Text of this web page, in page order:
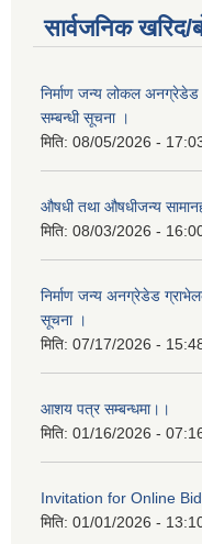
सार्वजनिक
निर्माण जन्य लोकल अनग्रेडेड
सम्बन्धी सूचना ।
मिति: 08/05/2026 -
औषधी तथा औषधीजन्य
मिति: 08/03/2026 -
निर्माण जन्य अनग्रेडेड
सूचना ।
मिति: 07/17/2026 -
आशय पत्र सम्बन्धमा।।
मिति: 01/16/2026 -
Invitation for Online
मिति: 01/01/2026 -